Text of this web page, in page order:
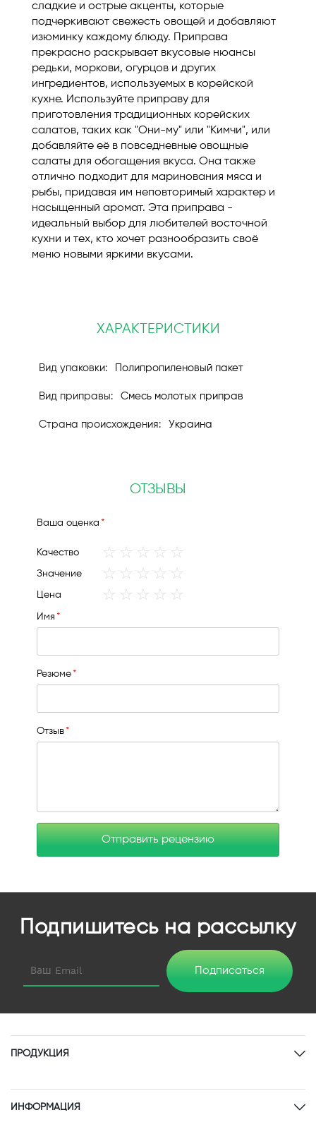
сладкие и острые акценты, которые
подчеркивают свежесть овощей и добавляют
изюминку каждому блюду. Приправа
прекрасно раскрывает вкусовые нюансы
редьки, моркови, огурцов и других
ингредиентов, используемых в корейской
кухне. Используйте приправу для
приготовления традиционных корейских
салатов, таких как "Они-му" или "Кимчи", или
добавляйте её в повседневные овощные
салаты для обогащения вкуса. Она также
отлично подходит для маринования мяса и
рыбы, придавая им неповторимый характер и
насыщенный аромат. Эта приправа -
идеальный выбор для любителей восточной
кухни и тех, кто хочет разнообразить своё
меню новыми яркими вкусами.
ХАРАКТЕРИСТИКИ
Полипропиленовый пакет
Смесь молотых приправ
Украина
ОТЗЫВЫ
Ваша оценка
Качество
1
2
3
4
Значение
1
2
3
4
Цена
1
2
3
4
Имя
Резюме
Отзыв
Отправить рецензию
Подпишитесь на рассылку
Подписаться
ПРОДУКЦИЯ
ИНФОРМАЦИЯ